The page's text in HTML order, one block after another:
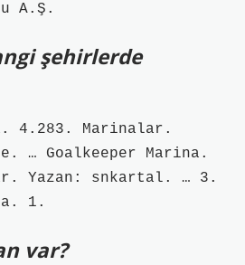
A.Ş.
şehirlerde
4.283. Marinalar.
… Goalkeeper Marina.
Yazan: snkartal. … 3.
1.
var?